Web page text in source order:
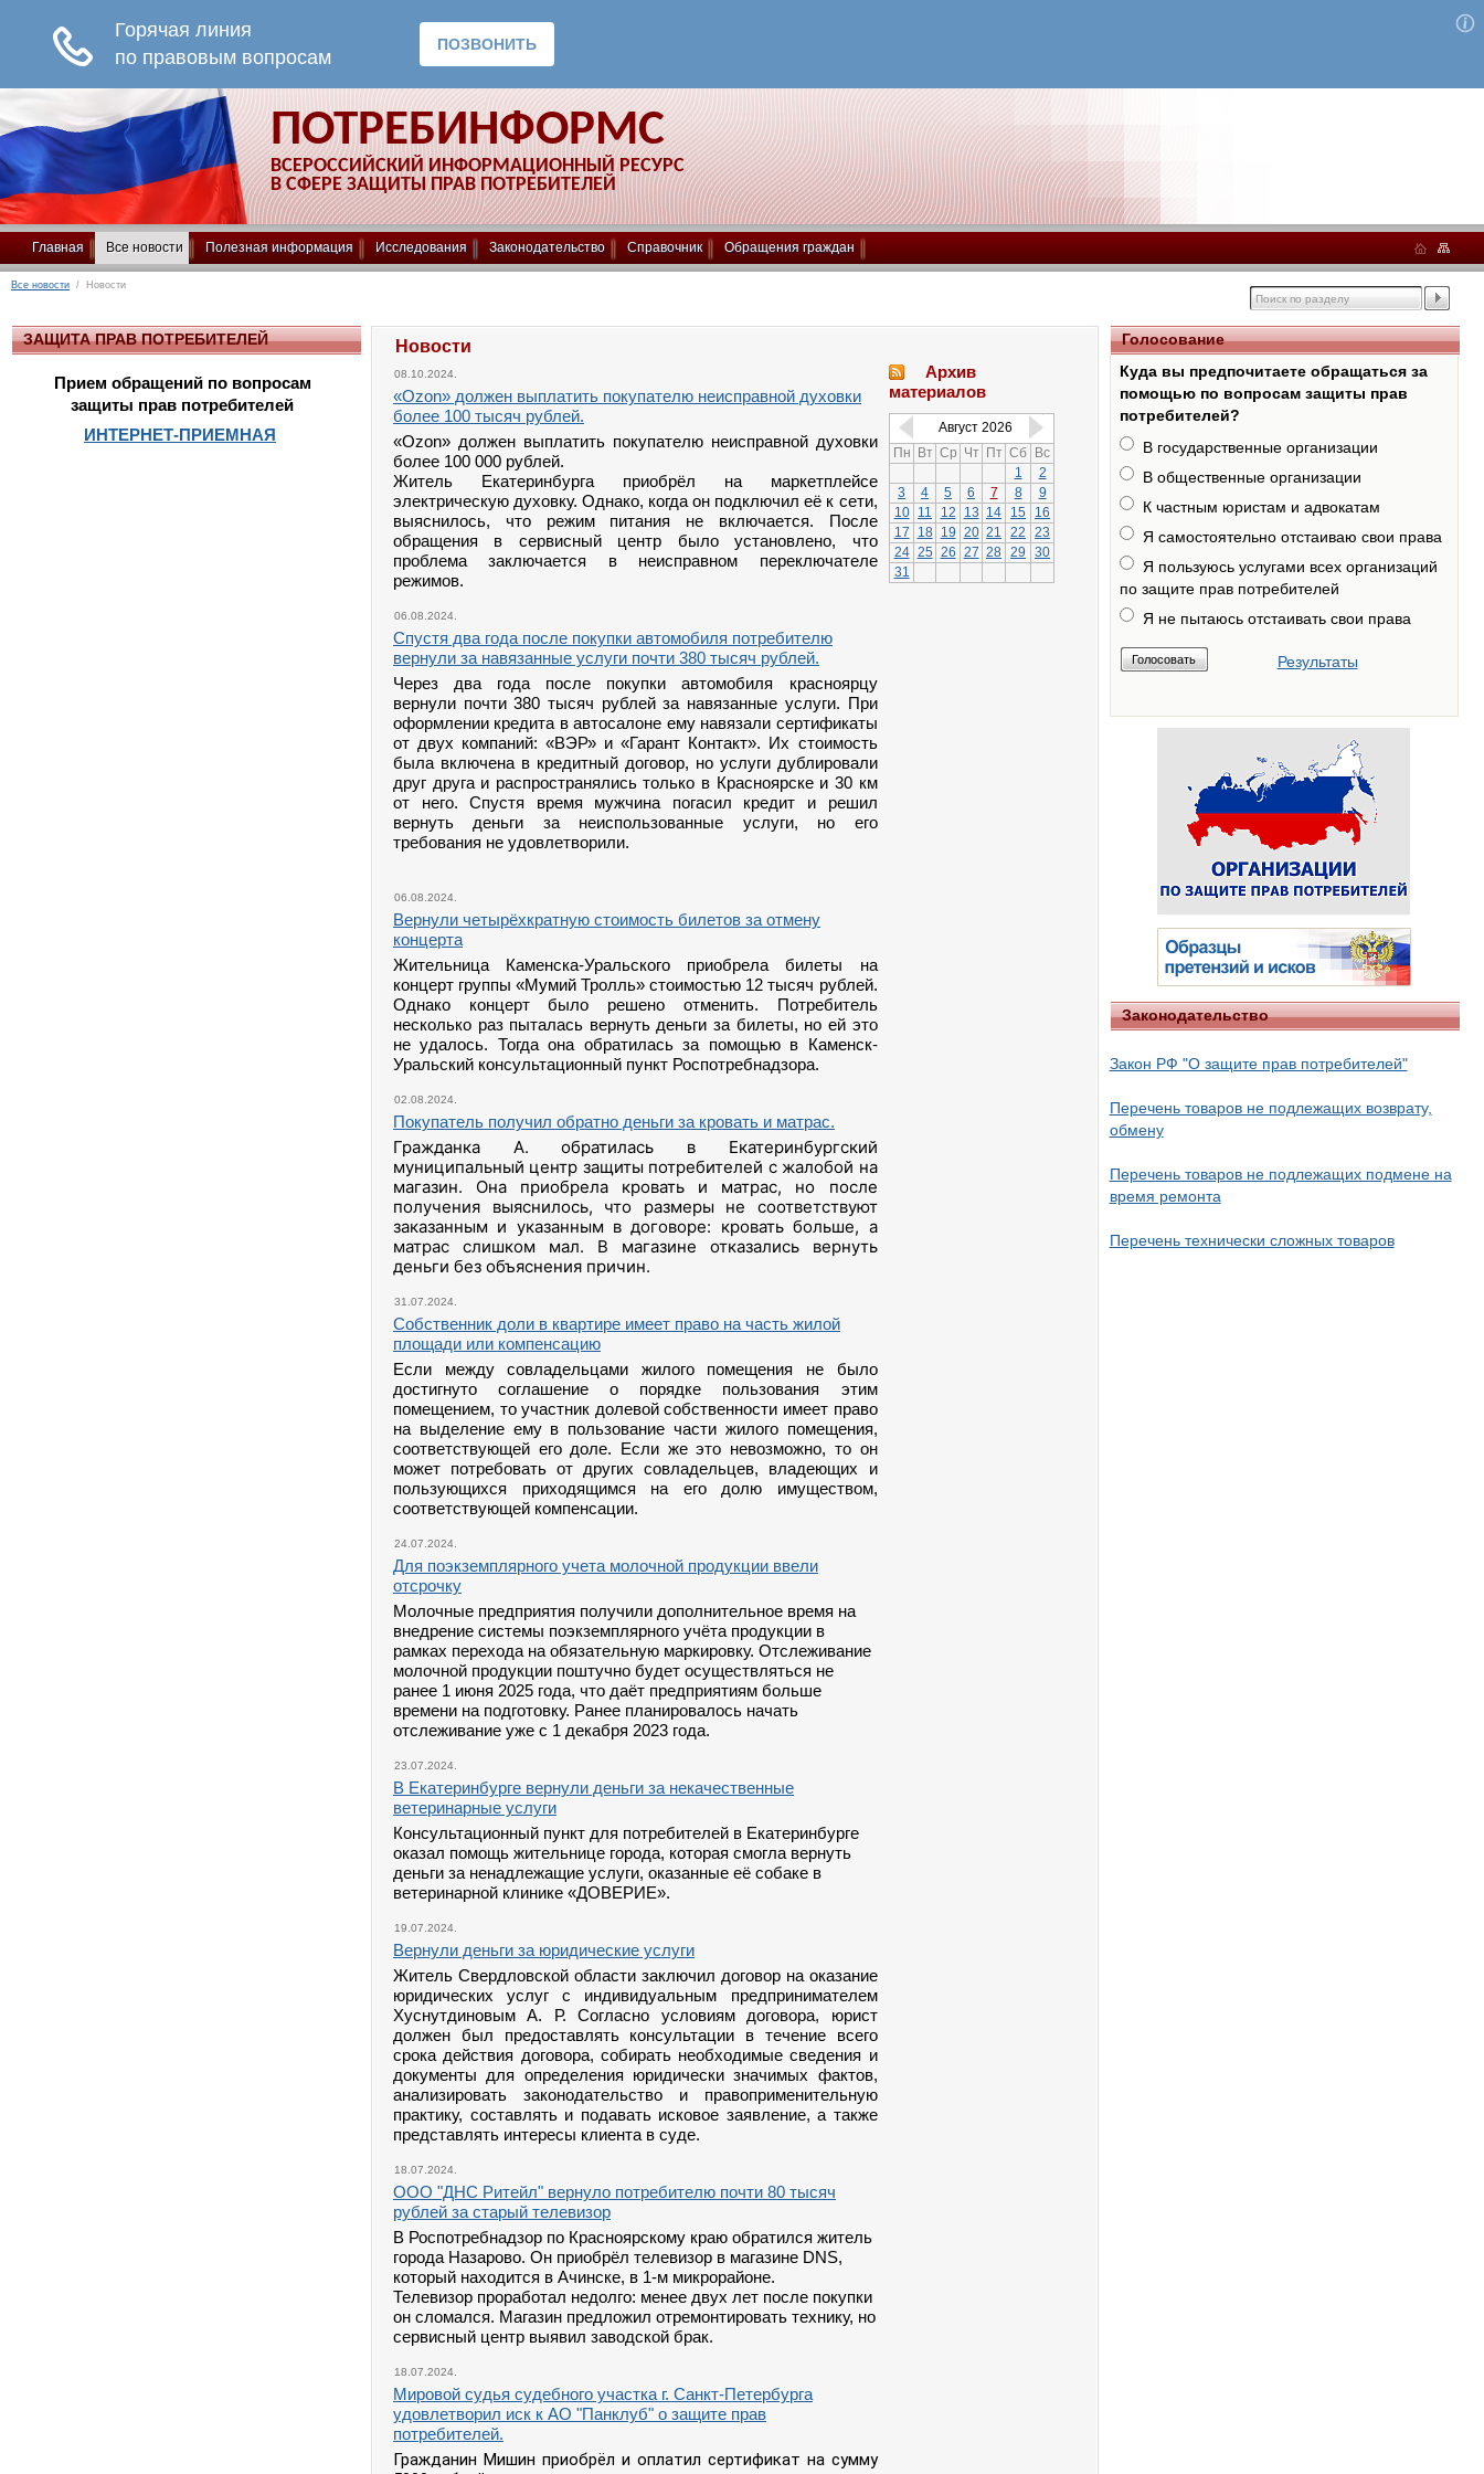
ПОТРЕБИНФОРМС
ВСЕРОССИЙСКИЙ ИНФОРМАЦИОННЫЙ РЕСУРС
В СФЕРЕ ЗАЩИТЫ ПРАВ ПОТРЕБИТЕЛЕЙ
Главная Все новости Полезная информация Исследования Законодательство Справочник Обращения граждан
Все новости / Новости
ЗАЩИТА ПРАВ ПОТРЕБИТЕЛЕЙ
Прием обращений по вопросам
защиты прав потребителей
ИНТЕРНЕТ-ПРИЕМНАЯ
Новости
08.10.2024.
«Ozon» должен выплатить покупателю неисправной духовки
более 100 тысяч рублей.
«Ozon» должен выплатить покупателю неисправной духовки
более 100 000 рублей.
Житель Екатеринбурга приобрёл на маркетплейсе
электрическую духовку. Однако, когда он подключил её к сети,
выяснилось, что режим питания не включается. После
обращения в сервисный центр было установлено, что
проблема заключается в неисправном переключателе
режимов.
06.08.2024.
Спустя два года после покупки автомобиля потребителю
вернули за навязанные услуги почти 380 тысяч рублей.
Через два года после покупки автомобиля красноярцу
вернули почти 380 тысяч рублей за навязанные услуги. При
оформлении кредита в автосалоне ему навязали сертификаты
от двух компаний: «ВЭР» и «Гарант Контакт». Их стоимость
была включена в кредитный договор, но услуги дублировали
друг друга и распространялись только в Красноярске и 30 км
от него. Спустя время мужчина погасил кредит и решил
вернуть деньги за неиспользованные услуги, но его
требования не удовлетворили.
06.08.2024.
Вернули четырёхкратную стоимость билетов за отмену
концерта
Жительница Каменска-Уральского приобрела билеты на
концерт группы «Мумий Тролль» стоимостью 12 тысяч рублей.
Однако концерт было решено отменить. Потребитель
несколько раз пыталась вернуть деньги за билеты, но ей это
не удалось. Тогда она обратилась за помощью в Каменск-
Уральский консультационный пункт Роспотребнадзора.
02.08.2024.
Покупатель получил обратно деньги за кровать и матрас.
Гражданка А. обратилась в Екатеринбургский
муниципальный центр защиты потребителей с жалобой на
магазин. Она приобрела кровать и матрас, но после
получения выяснилось, что размеры не соответствуют
заказанным и указанным в договоре: кровать больше, а
матрас слишком мал. В магазине отказались вернуть
деньги без объяснения причин.
31.07.2024.
Собственник доли в квартире имеет право на часть жилой
площади или компенсацию
Если между совладельцами жилого помещения не было
достигнуто соглашение о порядке пользования этим
помещением, то участник долевой собственности имеет право
на выделение ему в пользование части жилого помещения,
соответствующей его доле. Если же это невозможно, то он
может потребовать от других совладельцев, владеющих и
пользующихся приходящимся на его долю имуществом,
соответствующей компенсации.
24.07.2024.
Для поэкземплярного учета молочной продукции ввели
отсрочку
Молочные предприятия получили дополнительное время на
внедрение системы поэкземплярного учёта продукции в
рамках перехода на обязательную маркировку. Отслеживание
молочной продукции поштучно будет осуществляться не
ранее 1 июня 2025 года, что даёт предприятиям больше
времени на подготовку. Ранее планировалось начать
отслеживание уже с 1 декабря 2023 года.
23.07.2024.
В Екатеринбурге вернули деньги за некачественные
ветеринарные услуги
Консультационный пункт для потребителей в Екатеринбурге
оказал помощь жительнице города, которая смогла вернуть
деньги за ненадлежащие услуги, оказанные её собаке в
ветеринарной клинике «ДОВЕРИЕ».
19.07.2024.
Вернули деньги за юридические услуги
Житель Свердловской области заключил договор на оказание
юридических услуг с индивидуальным предпринимателем
Хуснутдиновым А. Р. Согласно условиям договора, юрист
должен был предоставлять консультации в течение всего
срока действия договора, собирать необходимые сведения и
документы для определения юридически значимых фактов,
анализировать законодательство и правоприменительную
практику, составлять и подавать исковое заявление, а также
представлять интересы клиента в суде.
18.07.2024.
ООО "ДНС Ритейл" вернуло потребителю почти 80 тысяч
рублей за старый телевизор
В Роспотребнадзор по Красноярскому краю обратился житель
города Назарово. Он приобрёл телевизор в магазине DNS,
который находится в Ачинске, в 1-м микрорайоне.
Телевизор проработал недолго: менее двух лет после покупки
он сломался. Магазин предложил отремонтировать технику, но
сервисный центр выявил заводской брак.
18.07.2024.
Мировой судья судебного участка г. Санкт-Петербурга
удовлетворил иск к АО "Панклуб" о защите прав
потребителей.
Гражданин Мишин приобрёл и оплатил сертификат на сумму
Архив
материалов
Август 2026
Пн Вт Ср Чт Пт Сб Вс
1
2
3
4 5 6 7 8
9
10
11 12 13 14 15
16
17
18 19 20 21 22
23
24 25 26 27 28 29
30
31
Голосование
Куда вы предпочитаете обращаться за
помощью по вопросам защиты прав
потребителей?
В государственные организации
В общественные организации
К частным юристам и адвокатам
Я самостоятельно отстаиваю свои права
Я пользуюсь услугами всех организаций
по защите прав потребителей
Я не пытаюсь отстаивать свои права
Результаты
Законодательство
Закон РФ "О защите прав потребителей"
Перечень товаров не подлежащих возврату,
обмену
Перечень товаров не подлежащих подмене на
время ремонта
Перечень технически сложных товаров